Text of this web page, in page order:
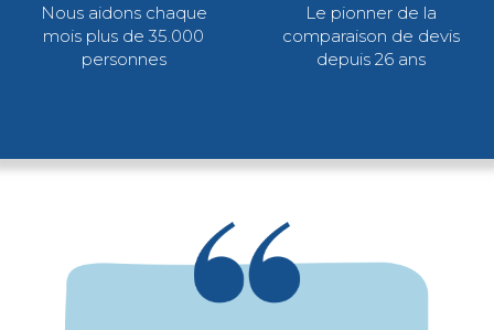
Nous aidons chaque
mois plus de 35.000
personnes
Le pionner de la
comparaison de devis
depuis 26 ans